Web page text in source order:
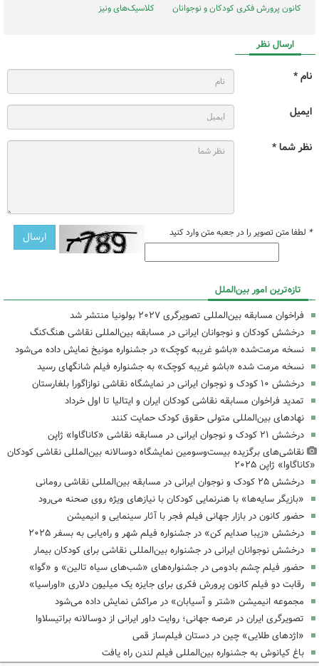
کانون پرورش فکری کودکان و نوجوانان
کلاسیک‌های ونیز
ارسال نظر
نام *
ایمیل
نظر شما *
* لطفا متن تصویر را در جعبه متن وارد کنید
تازه‌ترین امور بین‌الملل
فراخوان مسابقه بین‌المللی تصویرگری ۲۰۲۷ بولونیا منتشر شد
درخشش کودکان و نوجوانان ایرانی در مسابقه بین‌المللی نقاشی هنگ‌کنگ
نسخه مرمت‌شده «باشو غریبه کوچک» در جشنواره مونیخ نمایش داده می‌شود
نسخه مرمت شده «باشو غریبه کوچک» به جشنواره فیلم شانگهای رسید
درخشش ۱۰ کودک و نوجوان ایرانی در نمایشگاه نقاشی نوازاگورا بلغارستان
تمدید فراخوان مسابقه نقاشی کودکان ایران و ایتالیا تا اول خرداد
نهادهای بین‌المللی متولی حقوق کودک‌ حمایت کنند
درخشش ۲۱ کودک و نوجوان ایرانی در مسابقه نقاشی «کاناگاوا» ژاپن
نقاشی‌های برگزیده بیست‌وسومین نمایشگاه دوسالانه بین‌المللی نقاشی کودکان
«کاناگاوا» ژاپن ۲۰۲۵
درخشش ۲۵ کودک و نوجوان ایرانی در مسابقه بین‌المللی نقاشی رومانی
«بازیگر سایه‌ها» با هنرنمایی کودکان با نیازهای ویژه روی صحنه می‌رود
حضور کانون در بازار جهانی فیلم فجر با آثار سینمایی و انیمیشن
درخشش «زیبا صدایم کن» در جشنواره فیلم شهر و راه‌یابی به بسفر ۲۰۲۵
درخشش نوجوانان ایرانی در جشنواره بین‌المللی نقاشی برای کودکان بیمار
حضور فیلم چشم بادومی در جشنواره‌های «شب‌های سیاه تالین» و «گوا»
رقابت دو فیلم کانون پرورش فکری برای جایزه یک میلیون دلاری «اوراسیا»
مجموعه انیمیشن «شتر و آسیابان» در مراکش نمایش داده می‌شود
تصویرگری ایران در عرصه جهانی؛ روایت داور ایرانی از دوسالانه براتیسلاوا
«اژدهای طلایی» چین در دستان فیلم‌ساز قمی
باغ کیانوش به جشنواره بین‌المللی فیلم لندن راه یافت